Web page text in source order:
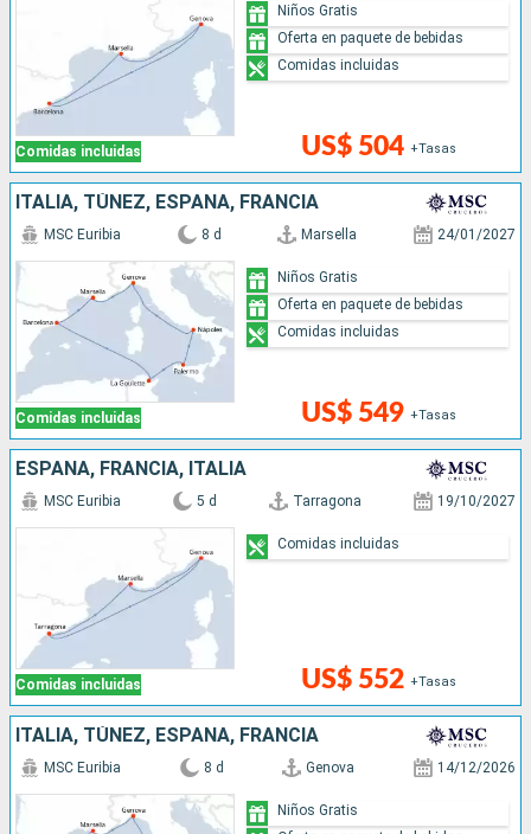
Comidas incluidas US$ 504 +Tasas
Niños Gratis
Oferta en paquete de bebidas
Comidas incluidas
ITALIA, TÚNEZ, ESPAÑA, FRANCIA
Comidas incluidas
MSC Euribia 8 d Marsella 24/01/2027
US$ 549 +Tasas
Niños Gratis
Oferta en paquete de bebidas
Comidas incluidas
ESPAÑA, FRANCIA, ITALIA
Comidas incluidas
MSC Euribia 5 d Tarragona 19/10/2027
US$ 552 +Tasas
Comidas incluidas
ITALIA, TÚNEZ, ESPAÑA, FRANCIA
MSC Euribia 8 d Genova 14/12/2026
Niños Gratis